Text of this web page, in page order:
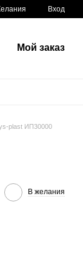
Вход
Мой заказ
plast ИП30000
В желания